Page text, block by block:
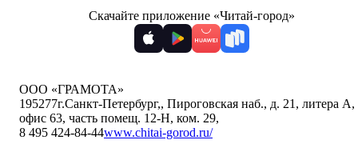
Скачайте приложение «Читай-город»
ООО «ГРАМОТА»
195277г.Санкт-Петербург,, Пироговская наб., д. 21, литера А,
офис 63, часть помещ. 12-Н, ком. 29,
8 495 424-84-44www.chitai-gorod.ru/